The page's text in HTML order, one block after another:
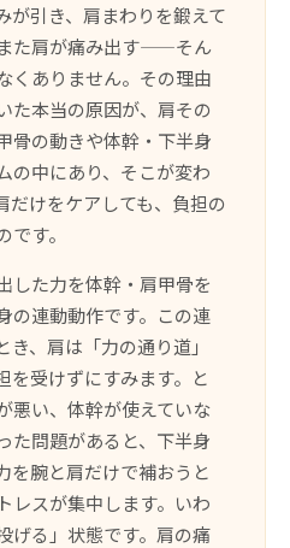
が引き、肩まわりを鍛えて
た肩が痛み出す——そん
くありません。その理由
た本当の原因が、肩その
骨の動きや体幹・下半身
の中にあり、そこが変わ
だけをケアしても、負担の
す。
した力を体幹・肩甲骨を
の連動動作です。この連
、肩は「力の通り道」
を受けずにすみます。と
悪い、体幹が使えていな
た問題があると、下半身
を腕と肩だけで補おうと
レスが集中します。いわ
げる」状態です。肩の痛